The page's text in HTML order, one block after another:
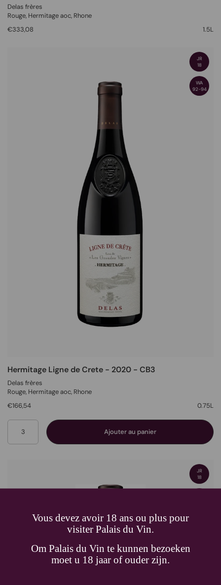
Vous devez avoir 18 ans ou plus pour
visiter Palais du Vin.
Om Palais du Vin te kunnen bezoeken
moet u 18 jaar of ouder zijn.
Delas frères
Rouge, Hermitage aoc, Rhone
€333,08
1.5L
Hermitage Ligne de Crete - 2020 - CB3
Delas frères
Rouge, Hermitage aoc, Rhone
€166,54
0.75L
Quantité
Ajouter au panier
JR
18
WA
92-94
JR
18